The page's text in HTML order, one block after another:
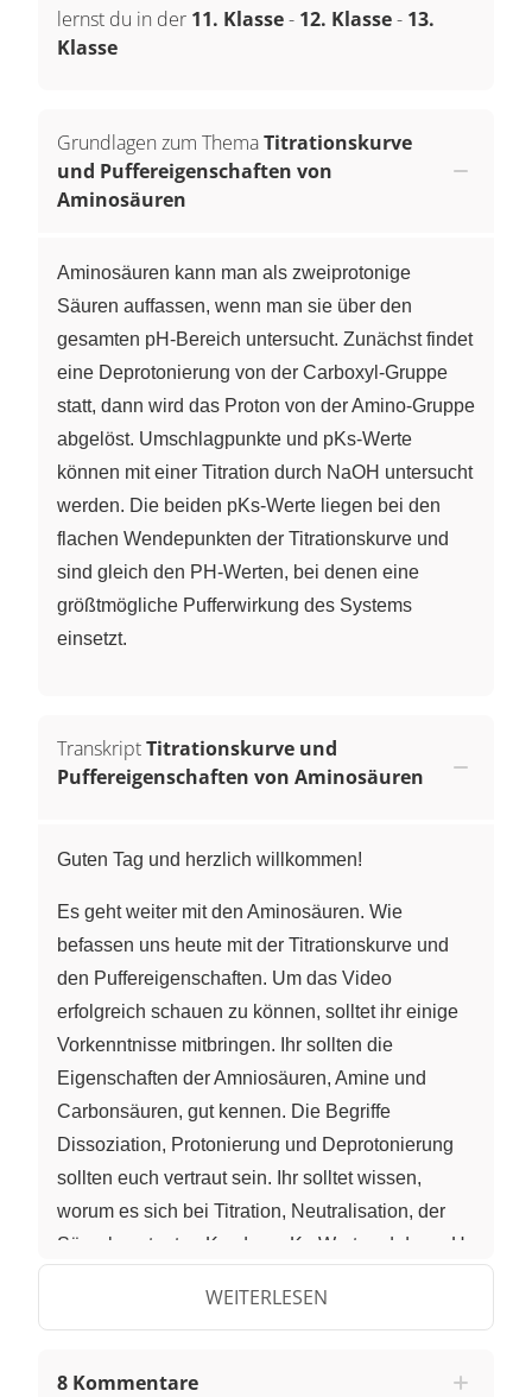
lernst du in der 11. Klasse- 12. Klasse- 13.
Klasse
Grundlagen zum ThemaTitrationskurve
und Puffereigenschaften von
Aminosäuren
Aminosäuren kann man als zweiprotonige
Säuren auffassen, wenn man sie über den
gesamten pH-Bereich untersucht. Zunächst findet
eine Deprotonierung von der Carboxyl-Gruppe
statt, dann wird das Proton von der Amino-Gruppe
abgelöst. Umschlagpunkte und pKs-Werte
können mit einer Titration durch NaOH untersucht
werden. Die beiden pKs-Werte liegen bei den
flachen Wendepunkten der Titrationskurve und
sind gleich den PH-Werten, bei denen eine
größtmögliche Pufferwirkung des Systems
einsetzt.
TranskriptTitrationskurve und
Puffereigenschaften von Aminosäuren
Guten Tag und herzlich willkommen!
Es geht weiter mit den Aminosäuren. Wie
befassen uns heute mit der Titrationskurve und
den Puffereigenschaften. Um das Video
erfolgreich schauen zu können, solltet ihr einige
Vorkenntnisse mitbringen. Ihr sollten die
Eigenschaften der Amniosäuren, Amine und
Carbonsäuren, gut kennen. Die Begriffe
Dissoziation, Protonierung und Deprotonierung
sollten euch vertraut sein. Ihr solltet wissen,
worum es sich bei Titration, Neutralisation, der
Säurekonstanten Ks, dem pKs-Wert und dem pH-
schon etwas über Puffer und die Puffergleichung,
Gleichung, gehört hättet. Das Ziel dieses Videos
WEITERLESEN
8 Kommentare